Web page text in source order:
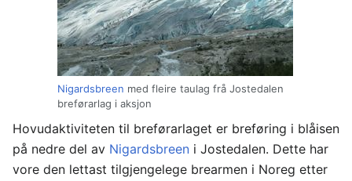
Nigardsbreen med fleire taulag frå Jostedalen
breførarlag i aksjon
Hovudaktiviteten til breførarlaget er breføring i blåisen
på nedre del av Nigardsbreen i Jostedalen. Dette har
vore den lettast tilgjengelege brearmen i Noreg etter